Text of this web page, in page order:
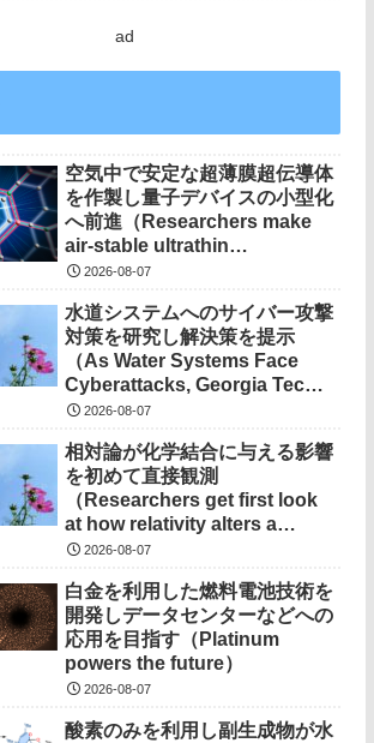
ad
空気中で安定な超薄膜超伝導体
を作製し量子デバイスの小型化
へ前進（Researchers make
air-stable ultrathin
superconductors more
devices）
2026-08-07
水道システムへのサイバー攻撃
対策を研究し解決策を提示
（As Water Systems Face
Cyberattacks, Georgia Tech
Research Points to
2026-08-07
相対論が化学結合に与える影響
を初めて直接観測
（Researchers get first look
at how relativity alters a
chemical bond）
2026-08-07
白金を利用した燃料電池技術を
開発しデータセンターなどへの
応用を目指す（Platinum
powers the future）
2026-08-07
酸素のみを利用し副生成物が水